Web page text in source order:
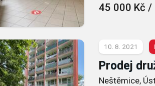
45 000 Kč /
10. 8. 2021
Prodej
Neštěmice,